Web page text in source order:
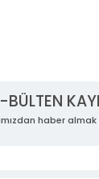
BÜLTEN
haber almak